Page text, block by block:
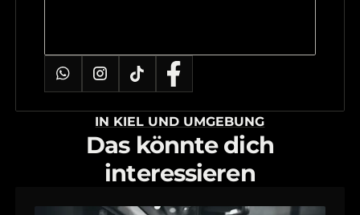
IN KIEL UND UMGEBUNG
Das könnte dich
interessieren